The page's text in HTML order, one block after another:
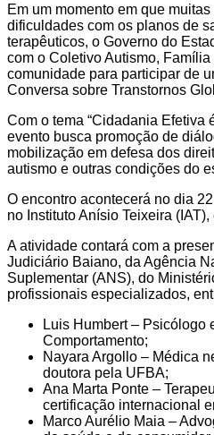
Em um momento em que
dificuldades com os planos de
terapêuticos, o Governo do
com o Coletivo Autismo,
comunidade para participar de
Conversa sobre Transtornos
Com o tema “Cidadania Efetiva
evento busca promoção de
mobilização em defesa dos
autismo e outras condições do
O encontro acontecerá no dia
no Instituto Anísio Teixeira (IAT),
A atividade contará com a
Judiciário Baiano, da Agência
Suplementar (ANS), do
profissionais especializados,
Luis Humbert – Psicólogo
Comportamento;
Nayara Argollo – Médica
doutora pela UFBA;
Ana Marta Ponte –
certificação internacional
Marco Aurélio Maia –